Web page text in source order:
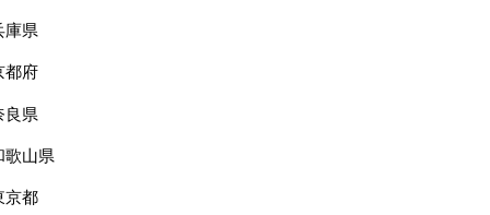
庫県
都府
良県
歌山県
京都